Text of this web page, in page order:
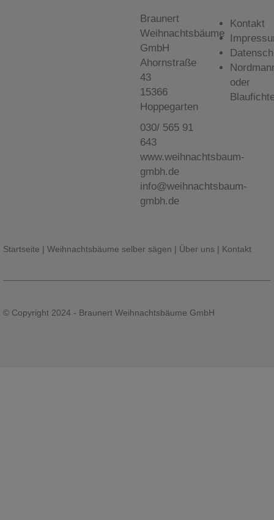
Braunert
Weihnachtsbäume
GmbH
Ahornstraße
43
15366
Hoppegarten
030/ 565 91
643
www.weihnachtsbaum-
gmbh.de
info@weihnachtsbaum-
gmbh.de
Kontakt
oder
Startseite | Weihnachtsbäume selber sägen | Über uns | Kontakt
© Copyright 2024 - Braunert Weihnachtsbäume GmbH